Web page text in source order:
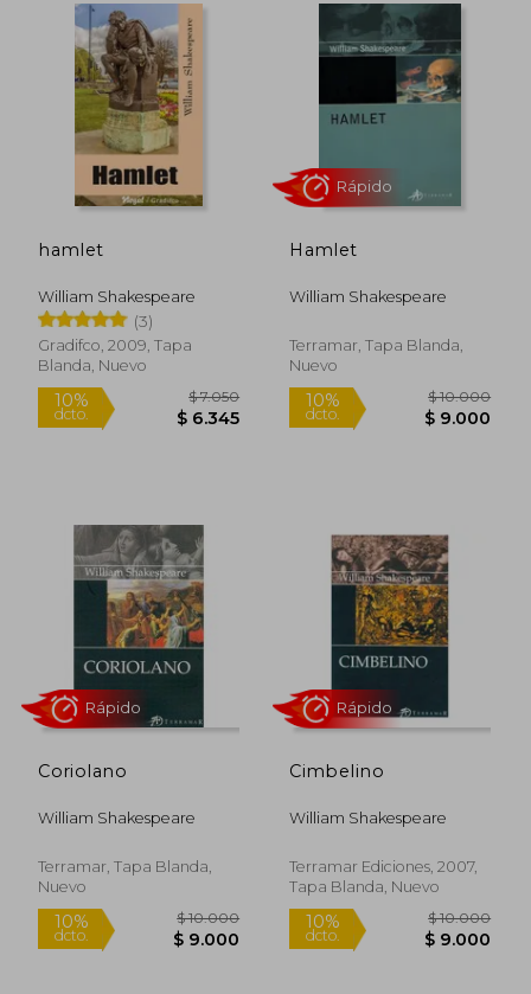
cumplido, por tanto: "Shakespeare no
pertenece a una sola época sino a la
eternidad"».
Entre sus obras más destacadas se
encuentran Hamlet, Romeo y Julieta,
Macbeth y El sueño de una noche de
verano. Su habilidad para retratar las
complejidades de la naturaleza humana,
junto con su maestría en el uso del verso y
hamlet
William Shakespeare
(3)
Gradifco, 2009, Tapa
Blanda, Nuevo
10%
dcto. $ 6.345
Hamlet
William Shakespeare
Terramar, Tapa Blanda,
Nuevo
10%
dcto.
Coriolano
William Shakespeare
Terramar, Tapa Blanda,
Nuevo
Rápido
Cimbelino
William Shakespeare
Terramar Ediciones, 2007,
Tapa Blanda, Nuevo